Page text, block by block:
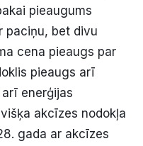
pieaugums
paciņu, bet divu
cena pieaugs par
pieaugs arī
enerģijas
akcīzes nodokļa
gada ar akcīzes